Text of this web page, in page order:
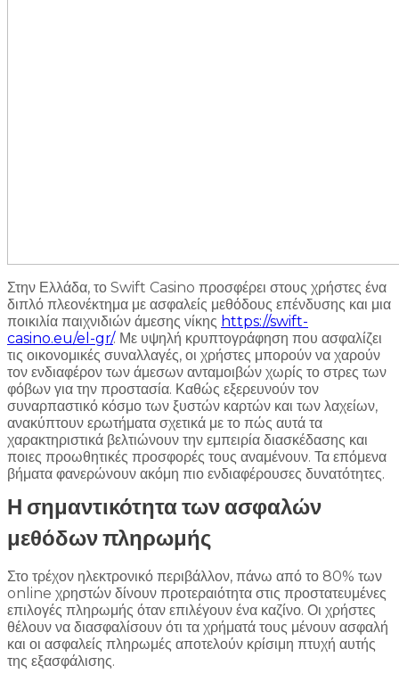
Στην Ελλάδα, το Swift Casino προσφέρει στους χρήστες ένα
διπλό πλεονέκτημα με ασφαλείς μεθόδους επένδυσης και μια
ποικιλία παιχνιδιών άμεσης νίκης https://swift-
casino.eu/el-gr/. Με υψηλή κρυπτογράφηση που ασφαλίζει
τις οικονομικές συναλλαγές, οι χρήστες μπορούν να χαρούν
τον ενδιαφέρον των άμεσων ανταμοιβών χωρίς το στρες των
φόβων για την προστασία. Καθώς εξερευνούν τον
συναρπαστικό κόσμο των ξυστών καρτών και των λαχείων,
ανακύπτουν ερωτήματα σχετικά με το πώς αυτά τα
χαρακτηριστικά βελτιώνουν την εμπειρία διασκέδασης και
ποιες προωθητικές προσφορές τους αναμένουν. Τα επόμενα
βήματα φανερώνουν ακόμη πιο ενδιαφέρουσες δυνατότητες.
Η σημαντικότητα των ασφαλών
μεθόδων πληρωμής
Στο τρέχον ηλεκτρονικό περιβάλλον, πάνω από το 80% των
online χρηστών δίνουν προτεραιότητα στις προστατευμένες
επιλογές πληρωμής όταν επιλέγουν ένα καζίνο. Οι χρήστες
θέλουν να διασφαλίσουν ότι τα χρήματά τους μένουν ασφαλή
και οι ασφαλείς πληρωμές αποτελούν κρίσιμη πτυχή αυτής
της εξασφάλισης.